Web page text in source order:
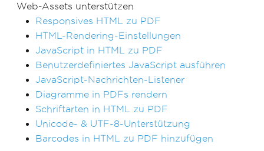
Web-Assets unterstützen
Responsives HTML zu PDF
HTML-Rendering-Einstellungen
JavaScript in HTML zu PDF
Benutzerdefiniertes JavaScript ausführen
JavaScript-Nachrichten-Listener
Diagramme in PDFs rendern
Schriftarten in HTML zu PDF
Unicode- & UTF-8-Unterstützung
Barcodes in HTML zu PDF hinzufügen